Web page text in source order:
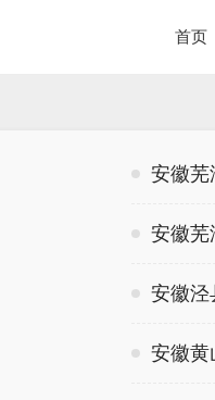
首页
安徽芜
安徽芜
安徽泾
安徽黄